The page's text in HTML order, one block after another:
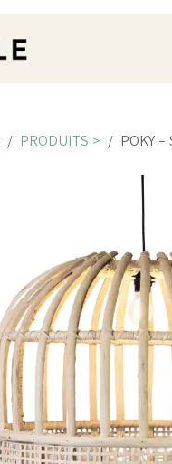
PRODUITS > POKY